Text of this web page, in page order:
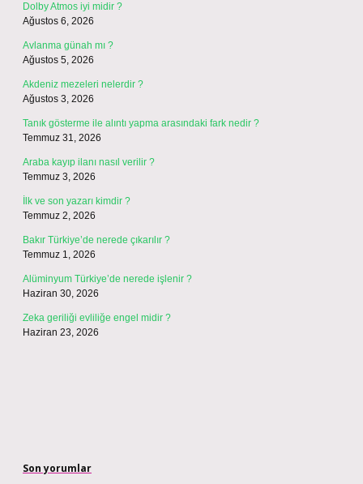
Dolby Atmos iyi midir ?
Ağustos 6, 2026
Avlanma günah mı ?
Ağustos 5, 2026
Akdeniz mezeleri nelerdir ?
Ağustos 3, 2026
Tanık gösterme ile alıntı yapma arasındaki fark nedir ?
Temmuz 31, 2026
Araba kayıp ilanı nasıl verilir ?
Temmuz 3, 2026
İlk ve son yazarı kimdir ?
Temmuz 2, 2026
Bakır Türkiye’de nerede çıkarılır ?
Temmuz 1, 2026
Alüminyum Türkiye’de nerede işlenir ?
Haziran 30, 2026
Zeka geriliği evliliğe engel midir ?
Haziran 23, 2026
Son yorumlar